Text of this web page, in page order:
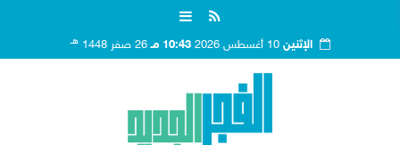
الإثنين10 أغسطس 2026 10:43 مـ 26 صفر 1448 هـ